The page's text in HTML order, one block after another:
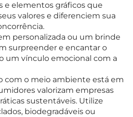
e elementos gráficos que
valores e diferenciem sua
personalizada ou um brinde
surpreender e encantar o
um vínculo emocional com a
com o meio ambiente está em
valorizam empresas
sustentáveis. Utilize
biodegradáveis ou